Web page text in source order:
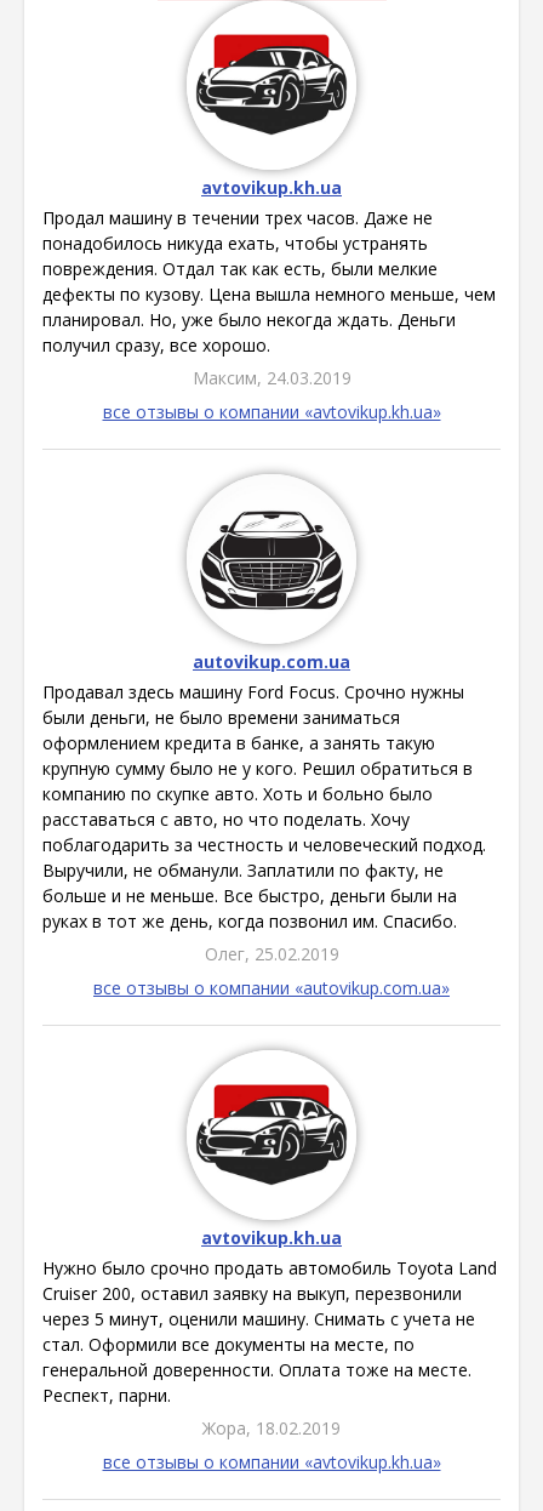
avtovikup.kh.ua
Продал машину в течении трех часов. Даже не
понадобилось никуда ехать, чтобы устранять
повреждения. Отдал так как есть, были мелкие
дефекты по кузову. Цена вышла немного меньше, чем
планировал. Но, уже было некогда ждать. Деньги
получил сразу, все хорошо.
Максим, 24.03.2019
все отзывы о компании «avtovikup.kh.ua»
autovikup.com.ua
Продавал здесь машину Ford Focus. Срочно нужны
были деньги, не было времени заниматься
оформлением кредита в банке, а занять такую
крупную сумму было не у кого. Решил обратиться в
компанию по скупке авто. Хоть и больно было
расставаться с авто, но что поделать. Хочу
поблагодарить за честность и человеческий подход.
Выручили, не обманули. Заплатили по факту, не
больше и не меньше. Все быстро, деньги были на
руках в тот же день, когда позвонил им. Спасибо.
Олег, 25.02.2019
все отзывы о компании «autovikup.com.ua»
avtovikup.kh.ua
Нужно было срочно продать автомобиль Toyota Land
Cruiser 200, оставил заявку на выкуп, перезвонили
через 5 минут, оценили машину. Снимать с учета не
стал. Оформили все документы на месте, по
генеральной доверенности. Оплата тоже на месте.
Респект, парни.
Жора, 18.02.2019
все отзывы о компании «avtovikup.kh.ua»